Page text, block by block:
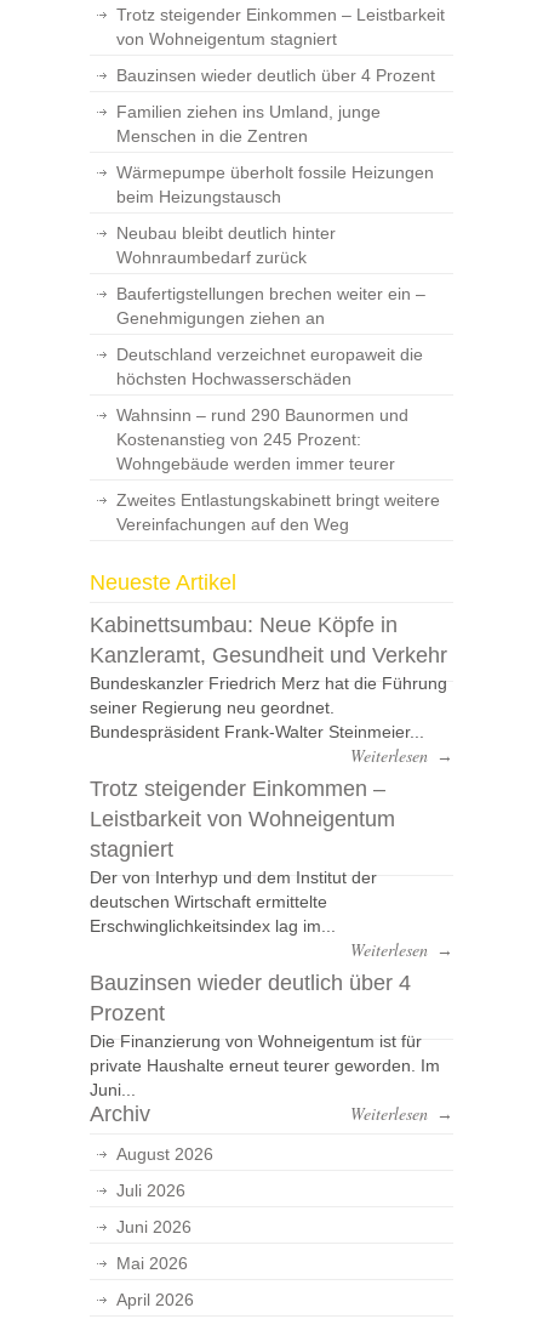
Trotz steigender Einkommen – Leistbarkeit
von Wohneigentum stagniert
Bauzinsen wieder deutlich über 4 Prozent
Familien ziehen ins Umland, junge
Menschen in die Zentren
Wärmepumpe überholt fossile Heizungen
beim Heizungstausch
Neubau bleibt deutlich hinter
Wohnraumbedarf zurück
Baufertigstellungen brechen weiter ein –
Genehmigungen ziehen an
Deutschland verzeichnet europaweit die
höchsten Hochwasserschäden
Wahnsinn – rund 290 Baunormen und
Kostenanstieg von 245 Prozent:
Wohngebäude werden immer teurer
Zweites Entlastungskabinett bringt weitere
Vereinfachungen auf den Weg
Neueste Artikel
Kabinettsumbau: Neue Köpfe in
Kanzleramt, Gesundheit und Verkehr
Bundeskanzler Friedrich Merz hat die Führung
seiner Regierung neu geordnet.
Bundespräsident Frank-Walter Steinmeier...
Weiterlesen →
Trotz steigender Einkommen –
Leistbarkeit von Wohneigentum
stagniert
Der von Interhyp und dem Institut der
deutschen Wirtschaft ermittelte
Erschwinglichkeitsindex lag im...
Weiterlesen →
Bauzinsen wieder deutlich über 4
Prozent
Die Finanzierung von Wohneigentum ist für
private Haushalte erneut teurer geworden. Im
Juni...
Weiterlesen →
Archiv
August 2026
Juli 2026
Juni 2026
Mai 2026
April 2026